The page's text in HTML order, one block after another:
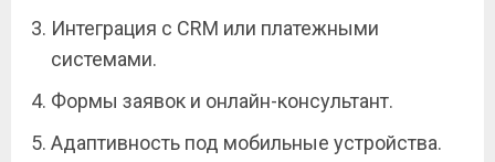
Интеграция с CRM или платежными
системами.
Формы заявок и онлайн-консультант.
Адаптивность под мобильные устройства.